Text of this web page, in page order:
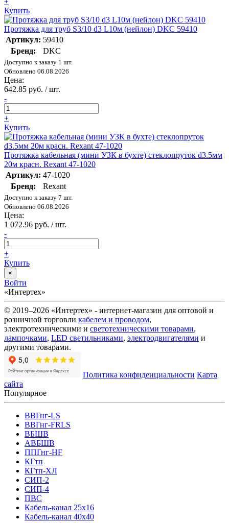
Купить
Протяжка для труб S3/10 d3 L10м (нейлон) DKC 59410
Артикул: 59410
Бренд:
DKC
Доступно к заказу 1 шт.
Обновлено 06.08.2026
Цена:
642.85 руб. / шт.
-
+
Купить
Протяжка кабельная (мини УЗК в бухте) стеклопруток d3.5мм
20м красн. Rexant 47-1020
Артикул: 47-1020
Бренд:
Rexant
Доступно к заказу 7 шт.
Обновлено 06.08.2026
Цена:
1 072.96 руб. / шт.
-
+
Купить
×
Войти
«Интертех»
© 2019–2026 «Интертех» - интернет-магазин для оптовой и
розничной торговли кабелем и проводом,
электротехническими и светотехническими товарами,
лампочками, LED светильниками, электродвигателями и
другими товарами.
Политика конфиденциальности Карта
сайта
Популярное
ВВГнг-LS
ВВГнг-FRLS
ВБШВ
АВБШВ
ППГнг-HF
КГтп
КГтп-ХЛ
СИП-2
СИП-4
ПВС
Кабель-канал 25х16
Кабель-канал 40х40